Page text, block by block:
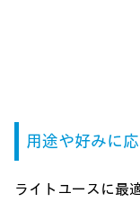
用途や好みに
ライトユースに最